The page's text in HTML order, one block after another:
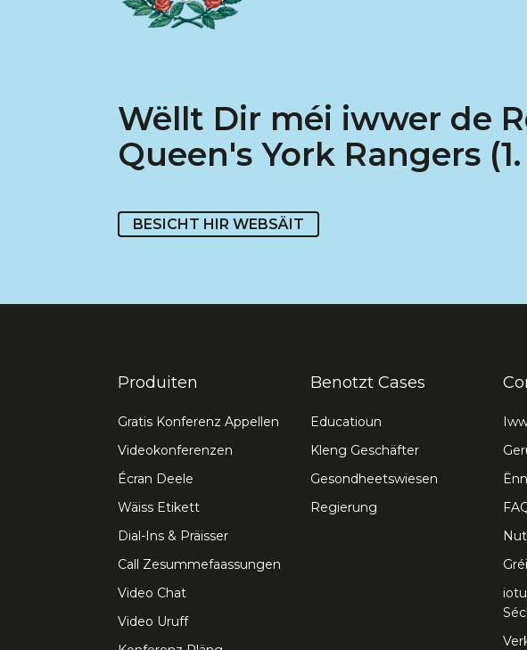
Wëllt Dir méi iwwer de
Queen's York Rangers
BESICHT HIR WEBSÄIT
Produiten
Gratis Konferenz Appellen
Videokonferenzen
Écran Deele
Wäiss Etikett
Dial-Ins & Präisser
Call Zesummefaassungen
Video Chat
Video Uruff
Benotzt Cases
Educatioun
Kleng Geschäfter
Gesondheetswiesen
Regierung